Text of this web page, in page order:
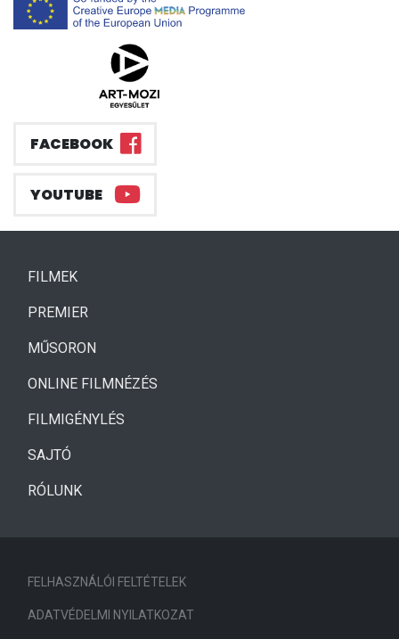
FACEBOOK
YOUTUBE
FILMEK(CURRENT)
PREMIER
MŰSORON
ONLINE FILMNÉZÉS
FILMIGÉNYLÉS
SAJTÓ
RÓLUNK
FELHASZNÁLÓI FELTÉTELEK
ADATVÉDELMI NYILATKOZAT